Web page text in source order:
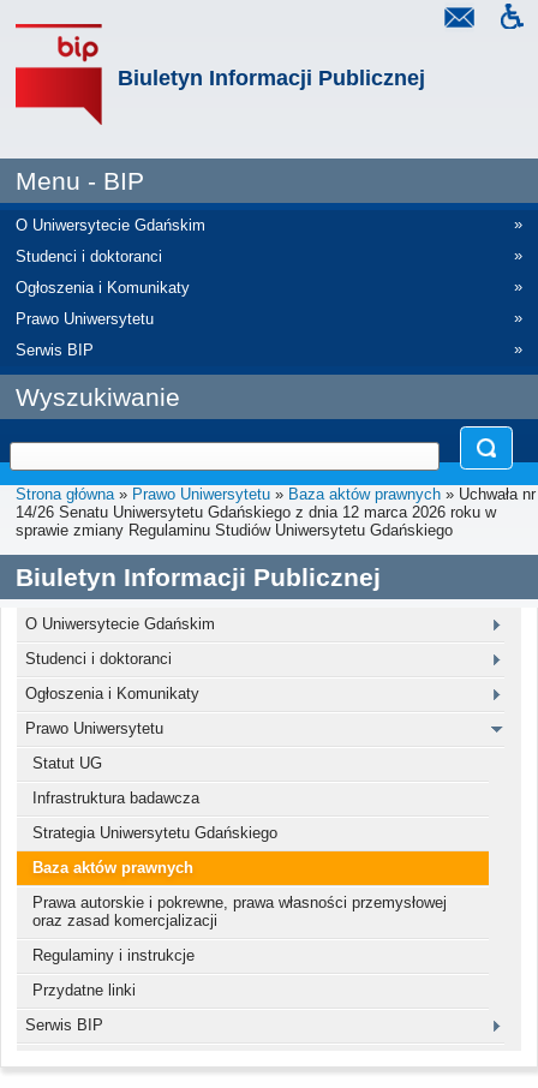
Biuletyn Informacji Publicznej
Menu - BIP
O Uniwersytecie Gdańskim
»
Studenci i doktoranci
»
Ogłoszenia i Komunikaty
»
Prawo Uniwersytetu
»
Serwis BIP
»
Wyszukiwanie
Strona główna» Prawo Uniwersytetu » Baza aktów prawnych » Uchwała nr
14/26 Senatu Uniwersytetu Gdańskiego z dnia 12 marca 2026 roku w
sprawie zmiany Regulaminu Studiów Uniwersytetu Gdańskiego
Biuletyn Informacji Publicznej
O Uniwersytecie Gdańskim
Studenci i doktoranci
Ogłoszenia i Komunikaty
Prawo Uniwersytetu
Statut UG
Infrastruktura badawcza
Strategia Uniwersytetu Gdańskiego
Baza aktów prawnych
Prawa autorskie i pokrewne, prawa własności przemysłowej
oraz zasad komercjalizacji
Regulaminy i instrukcje
Przydatne linki
Serwis BIP